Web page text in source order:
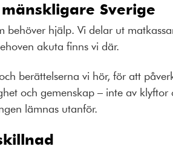
Sverige
behöver hjälp. Vi delar ut
akuta finns vi där.
berättelserna vi hör, för att
och gemenskap – inte av klyftor
lämnas utanför.